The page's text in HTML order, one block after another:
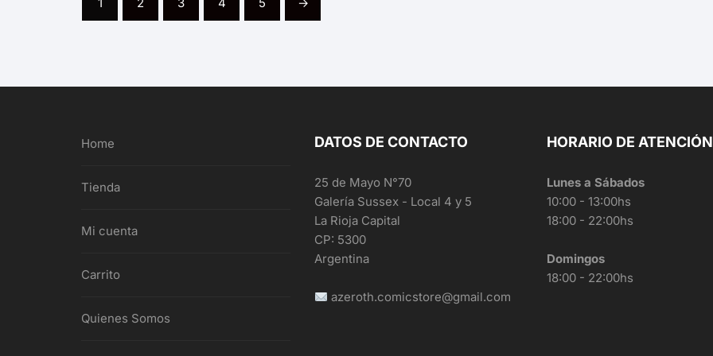
Home
Tienda
Mi cuenta
Carrito
Quienes Somos
DATOS DE CONTACTO
25 de Mayo N°70
Galería Sussex - Local 4 y 5
La Rioja Capital
CP: 5300
Argentina
azeroth.comicstore@gmail.com
HORARIO DE
Lunes a Sábados
10:00 - 13:00hs
18:00 - 22:00hs
Domingos
18:00 - 22:00hs